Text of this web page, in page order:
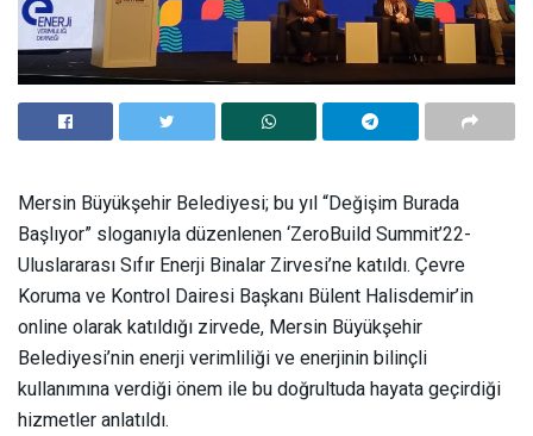
Mersin Büyükşehir Belediyesi; bu yıl “Değişim Burada
Başlıyor” sloganıyla düzenlenen ‘ZeroBuild Summit’22-
Uluslararası Sıfır Enerji Binalar Zirvesi’ne katıldı. Çevre
Koruma ve Kontrol Dairesi Başkanı Bülent Halisdemir’in
online olarak katıldığı zirvede, Mersin Büyükşehir
Belediyesi’nin enerji verimliliği ve enerjinin bilinçli
kullanımına verdiği önem ile bu doğrultuda hayata geçirdiği
hizmetler anlatıldı.